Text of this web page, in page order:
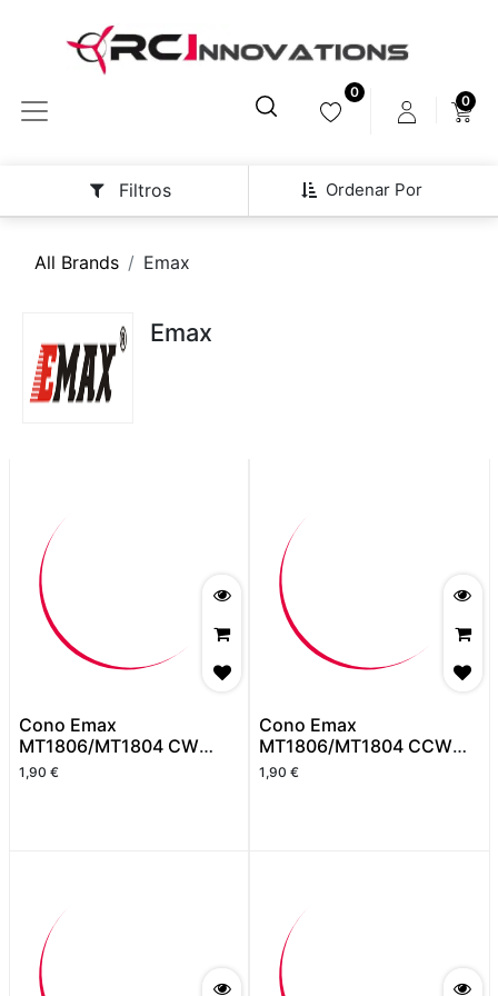
0
0
Ordenar Por
Filtros
All Brands Emax
Emax
Cono Emax
MT1806/MT1804 CW
Rojo
1,90 €
Cono Emax
MT1806/MT1804 CCW
Negro
1,90 €